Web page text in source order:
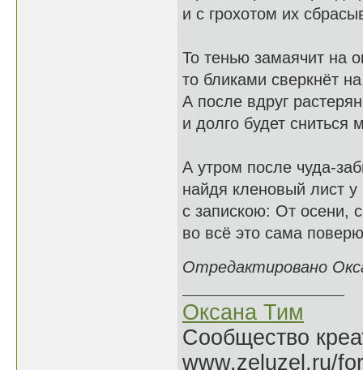
и с грохотом их
То тенью замаячит на
то бликами сверкнёт
А после вдруг
и долго будет сниться
А утром после чуда-
найдя кленовый лист у
с запискою: От осени,
во всё это сама
Отредактировано
Оксана Тим
Сообщество
www.zeluzel.ru/